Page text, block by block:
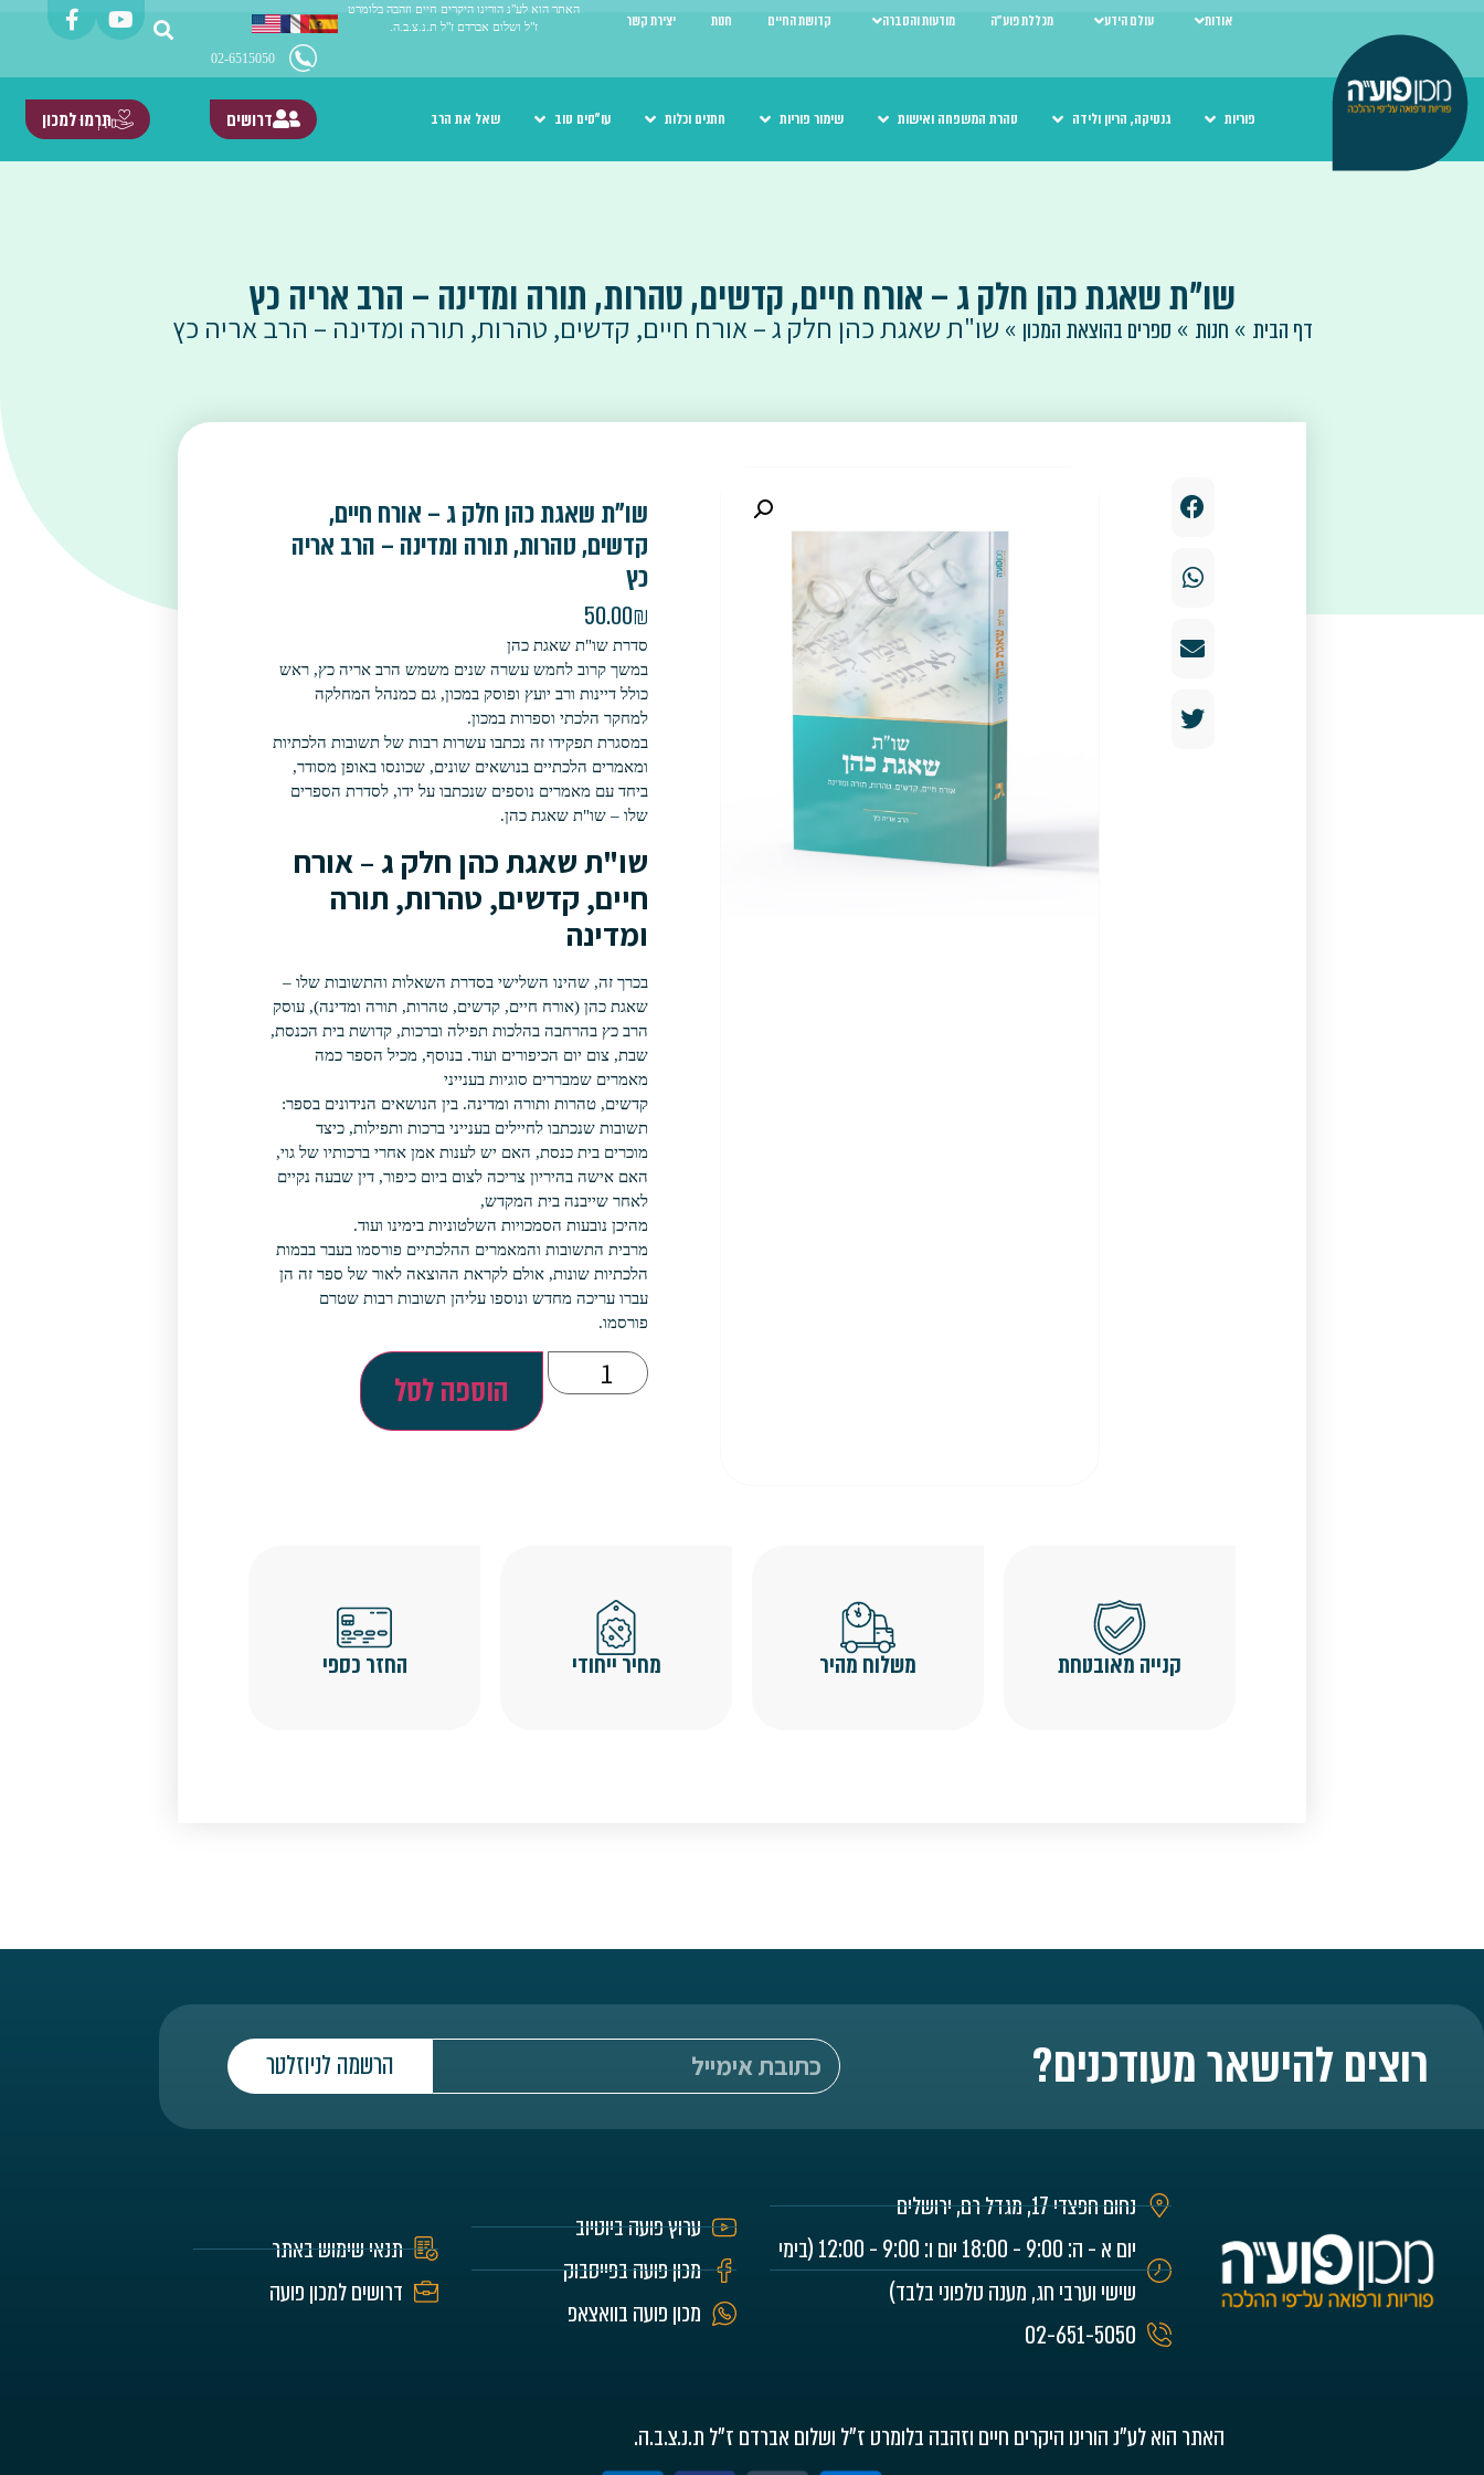
אודות עולם הידע מכללת פוע"ה מודעות והסברה קדושת החיים חנות יצירת קשר
האתר הוא לע"נ הורינו היקרים חיים וזהבה בלומרט
ז"ל ושלום אברדם ז"ל ת.נ.צ.ב.ה.
02-6515050
פוריות גנטיקה, הריון ולידה טהרת המשפחה ואישות שימור פוריות חתנים וכלות עו"סים טוב שאל את הרב דרושים תִּרְמוּ למכון
שו"ת שאגת כהן חלק ג – אורח חיים, קדשים, טהרות, תורה ומדינה – הרב אריה כץ
דף הבית » חנות » ספרים בהוצאת המכון » שו"ת שאגת כהן חלק ג – אורח חיים, קדשים, טהרות, תורה ומדינה – הרב אריה כץ
שו"ת שאגת כהן חלק ג – אורח חיים,
קדשים, טהרות, תורה ומדינה – הרב אריה
כץ
50.00₪
סדרת שו"ת שאגת כהן
במשך קרוב לחמש עשרה שנים משמש הרב אריה כץ, ראש
כולל דיינות ורב יועץ ופוסק במכון, גם כמנהל המחלקה
למחקר הלכתי וספרות במכון.
במסגרת תפקידו זה נכתבו עשרות רבות של תשובות הלכתיות
ומאמרים הלכתיים בנושאים שונים, שכונסו באופן מסודר,
ביחד עם מאמרים נוספים שנכתבו על ידו, לסדרת הספרים
שלו – שו"ת שאגת כהן.
שו"ת שאגת כהן חלק ג – אורח
חיים, קדשים, טהרות, תורה
ומדינה
בכרך זה, שהינו השלישי בסדרת השאלות והתשובות שלו –
שאגת כהן (אורח חיים, קדשים, טהרות, תורה ומדינה), עוסק
הרב כץ בהרחבה בהלכות תפילה וברכות, קדושת בית הכנסת,
שבת, צום יום הכיפורים ועוד. בנוסף, מכיל הספר כמה
מאמרים שמבררים סוגיות בענייני
קדשים, טהרות ותורה ומדינה. בין הנושאים הנידונים בספר:
תשובות שנכתבו לחיילים בענייני ברכות ותפילות, כיצד
מוכרים בית כנסת, האם יש לענות אמן אחרי ברכותיו של גוי,
האם אישה בהיריון צריכה לצום ביום כיפור, דין שבעה נקיים
לאחר שייבנה בית המקדש,
מהיכן נובעות הסמכויות השלטוניות בימינו ועוד.
מרבית התשובות והמאמרים ההלכתיים פורסמו בעבר בבמות
הלכתיות שונות, אולם לקראת ההוצאה לאור של ספר זה הן
עברו עריכה מחדש ונוספו עליהן תשובות רבות שטרם
פורסמו.
הוספה לסל
קנייה מאובטחת משלוח מהיר מחיר ייחודי החזר כספי
רוצים להישאר מעודכנים? הרשמה לניוזלטר
נחום חפצדי 17, מגדל רם, ירושלים
יום א - ה: 9:00 - 18:00 יום ו: 9:00 - 12:00 (בימי
שישי וערבי חג, מענה טלפוני בלבד)
02-651-5050
ערוץ פועה ביוטיוב
מכון פועה בפייסבוק
מכון פועה בוואצאפ
תנאי שימוש באתר
דרושים למכון פועה
האתר הוא לע"נ הורינו היקרים חיים וזהבה בלומרט ז"ל ושלום אברדם ז"ל ת.נ.צ.ב.ה.